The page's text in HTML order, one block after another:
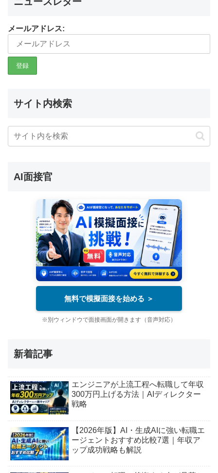
メールアドレス:
サイト内検索
AI面接官
無料で模擬面接を始める ＞
※別ウィンドウで面接画面が開きます（音声対応）
新着記事
エンジニアが上流工程へ転職して年収
300万円上げる方法｜AIディレクター
戦略
【2026年版】AI・生成AIに強い転職エ
ージェントおすすめ比較7選｜年収ア
ップ成功戦略も解説